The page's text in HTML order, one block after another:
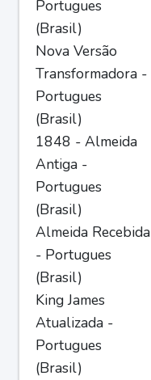
Portugues
(Brasil)
Nova Versão
Transformadora -
Portugues
(Brasil)
1848 - Almeida
Antiga -
Portugues
(Brasil)
Almeida Recebida
- Portugues
(Brasil)
King James
Atualizada -
Portugues
(Brasil)